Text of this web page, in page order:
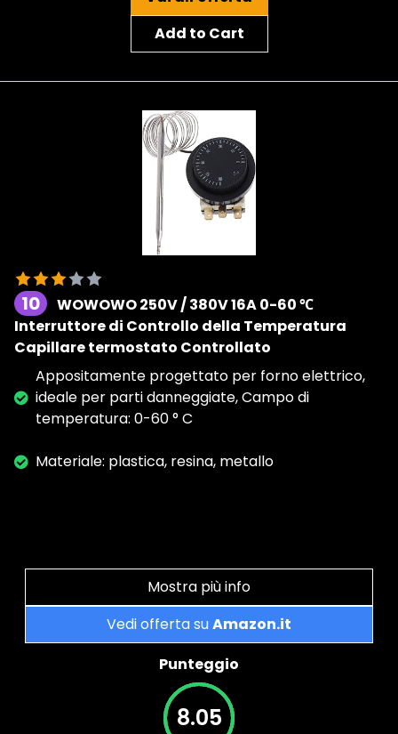
Add to Cart
10
WOWOWO 250V / 380V 16A 0-60 ℃
Interruttore di Controllo della Temperatura
Capillare termostato Controllato
Appositamente progettato per forno elettrico,
ideale per parti danneggiate, Campo di
temperatura: 0-60 ° C
Materiale: plastica, resina, metallo
Mostra più info
Vedi offerta suAmazon.it
Punteggio
8.05